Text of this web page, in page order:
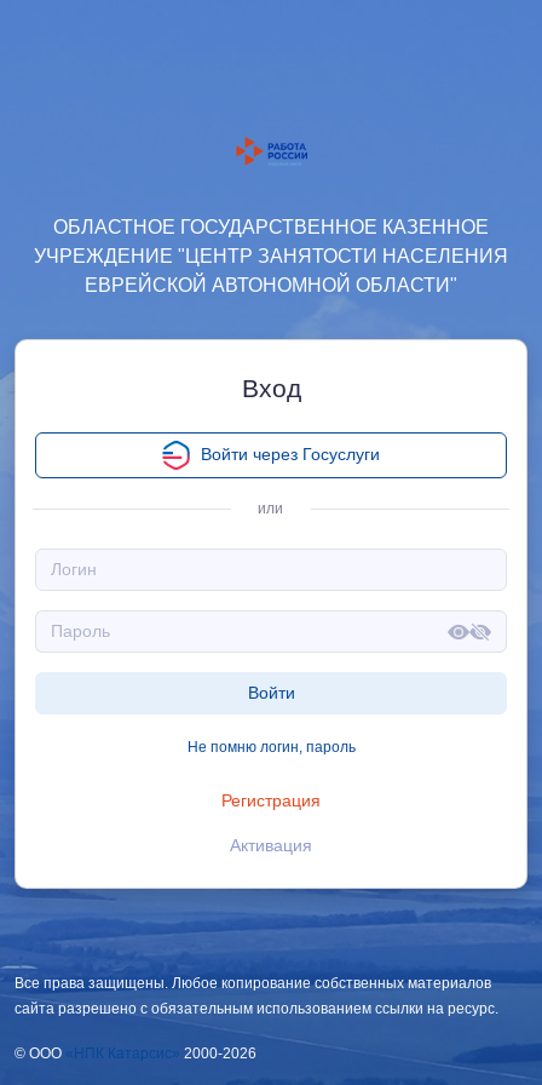
ОБЛАСТНОЕ ГОСУДАРСТВЕННОЕ КАЗЕННОЕ
УЧРЕЖДЕНИЕ "ЦЕНТР ЗАНЯТОСТИ НАСЕЛЕНИЯ
ЕВРЕЙСКОЙ АВТОНОМНОЙ ОБЛАСТИ"
Вход
Войти через Госуслуги
или
Войти
Не помню логин, пароль
Регистрация
Активация
Все права защищены. Любое копирование собственных материалов
сайта разрешено с обязательным использованием ссылки на ресурс.
© OOO «НПК Катарсис» 2000-2026